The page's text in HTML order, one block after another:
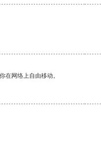
在网络上自由移动。